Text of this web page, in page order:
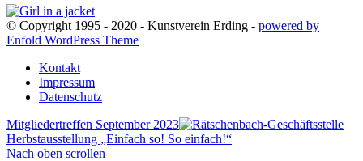
© Copyright 1995 - 2020 - Kunstverein Erding - powered by
Enfold WordPress Theme
Kontakt
Impressum
Datenschutz
Mitgliedertreffen September 2023
Herbstausstellung „Einfach so! So einfach!“
Nach oben scrollen